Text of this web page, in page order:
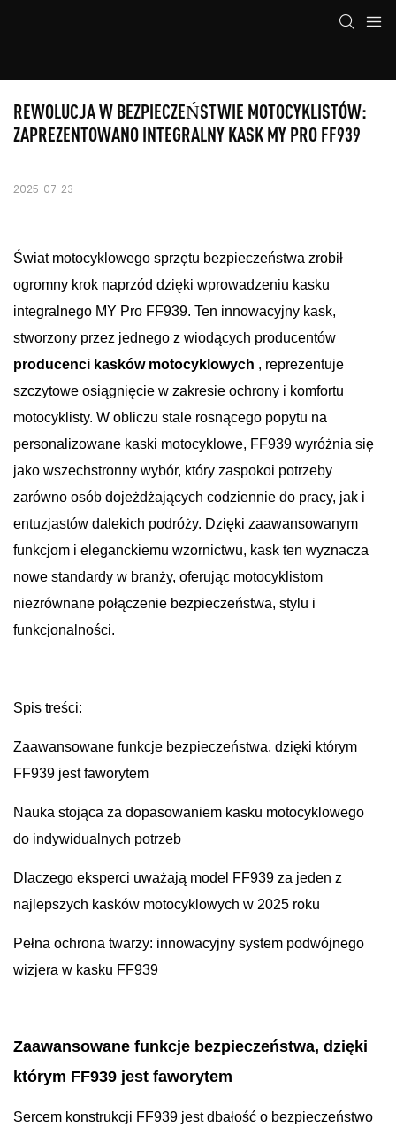
REWOLUCJA W BEZPIECZEŃSTWIE MOTOCYKLISTÓW:
ZAPREZENTOWANO INTEGRALNY KASK MY PRO FF939
2025-07-23
Świat motocyklowego sprzętu bezpieczeństwa zrobił
ogromny krok naprzód dzięki wprowadzeniu kasku
integralnego MY Pro FF939. Ten innowacyjny kask,
stworzony przez jednego z wiodących producentów
producenci kasków motocyklowych , reprezentuje
szczytowe osiągnięcie w zakresie ochrony i komfortu
motocyklisty. W obliczu stale rosnącego popytu na
personalizowane kaski motocyklowe, FF939 wyróżnia się
jako wszechstronny wybór, który zaspokoi potrzeby
zarówno osób dojeżdżających codziennie do pracy, jak i
entuzjastów dalekich podróży. Dzięki zaawansowanym
funkcjom i eleganckiemu wzornictwu, kask ten wyznacza
nowe standardy w branży, oferując motocyklistom
niezrównane połączenie bezpieczeństwa, stylu i
funkcjonalności.
Spis treści:
Zaawansowane funkcje bezpieczeństwa, dzięki którym
FF939 jest faworytem
Nauka stojąca za dopasowaniem kasku motocyklowego
do indywidualnych potrzeb
Dlaczego eksperci uważają model FF939 za jeden z
najlepszych kasków motocyklowych w 2025 roku
Pełna ochrona twarzy: innowacyjny system podwójnego
wizjera w kasku FF939
Zaawansowane funkcje bezpieczeństwa, dzięki
którym FF939 jest faworytem
Sercem konstrukcji FF939 jest dbałość o bezpieczeństwo